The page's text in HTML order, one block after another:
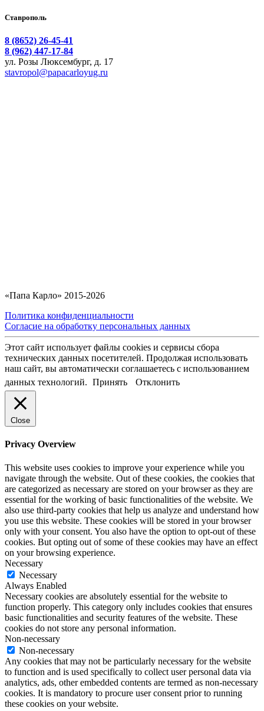
Ставрополь
8 (8652) 26-45-41
8 (962) 447-17-84
ул. Розы Люксембург, д. 17
stavropol@papacarloyug.ru
«Папа Карло» 2015-2026
Политика конфиденциальности
Согласие на обработку персональных данных
Этот сайт использует файлы cookies и сервисы сбора
технических данных посетителей. Продолжая использовать
наш сайт, вы автоматически соглашаетесь с использованием
данных технологий. Принять Отклонить
Close
Privacy Overview
This website uses cookies to improve your experience while you
navigate through the website. Out of these cookies, the cookies that
are categorized as necessary are stored on your browser as they are
essential for the working of basic functionalities of the website. We
also use third-party cookies that help us analyze and understand how
you use this website. These cookies will be stored in your browser
only with your consent. You also have the option to opt-out of these
cookies. But opting out of some of these cookies may have an effect
on your browsing experience.
Necessary
Necessary
Always Enabled
Necessary cookies are absolutely essential for the website to
function properly. This category only includes cookies that ensures
basic functionalities and security features of the website. These
cookies do not store any personal information.
Non-necessary
Non-necessary
Any cookies that may not be particularly necessary for the website
to function and is used specifically to collect user personal data via
analytics, ads, other embedded contents are termed as non-necessary
cookies. It is mandatory to procure user consent prior to running
these cookies on your website.